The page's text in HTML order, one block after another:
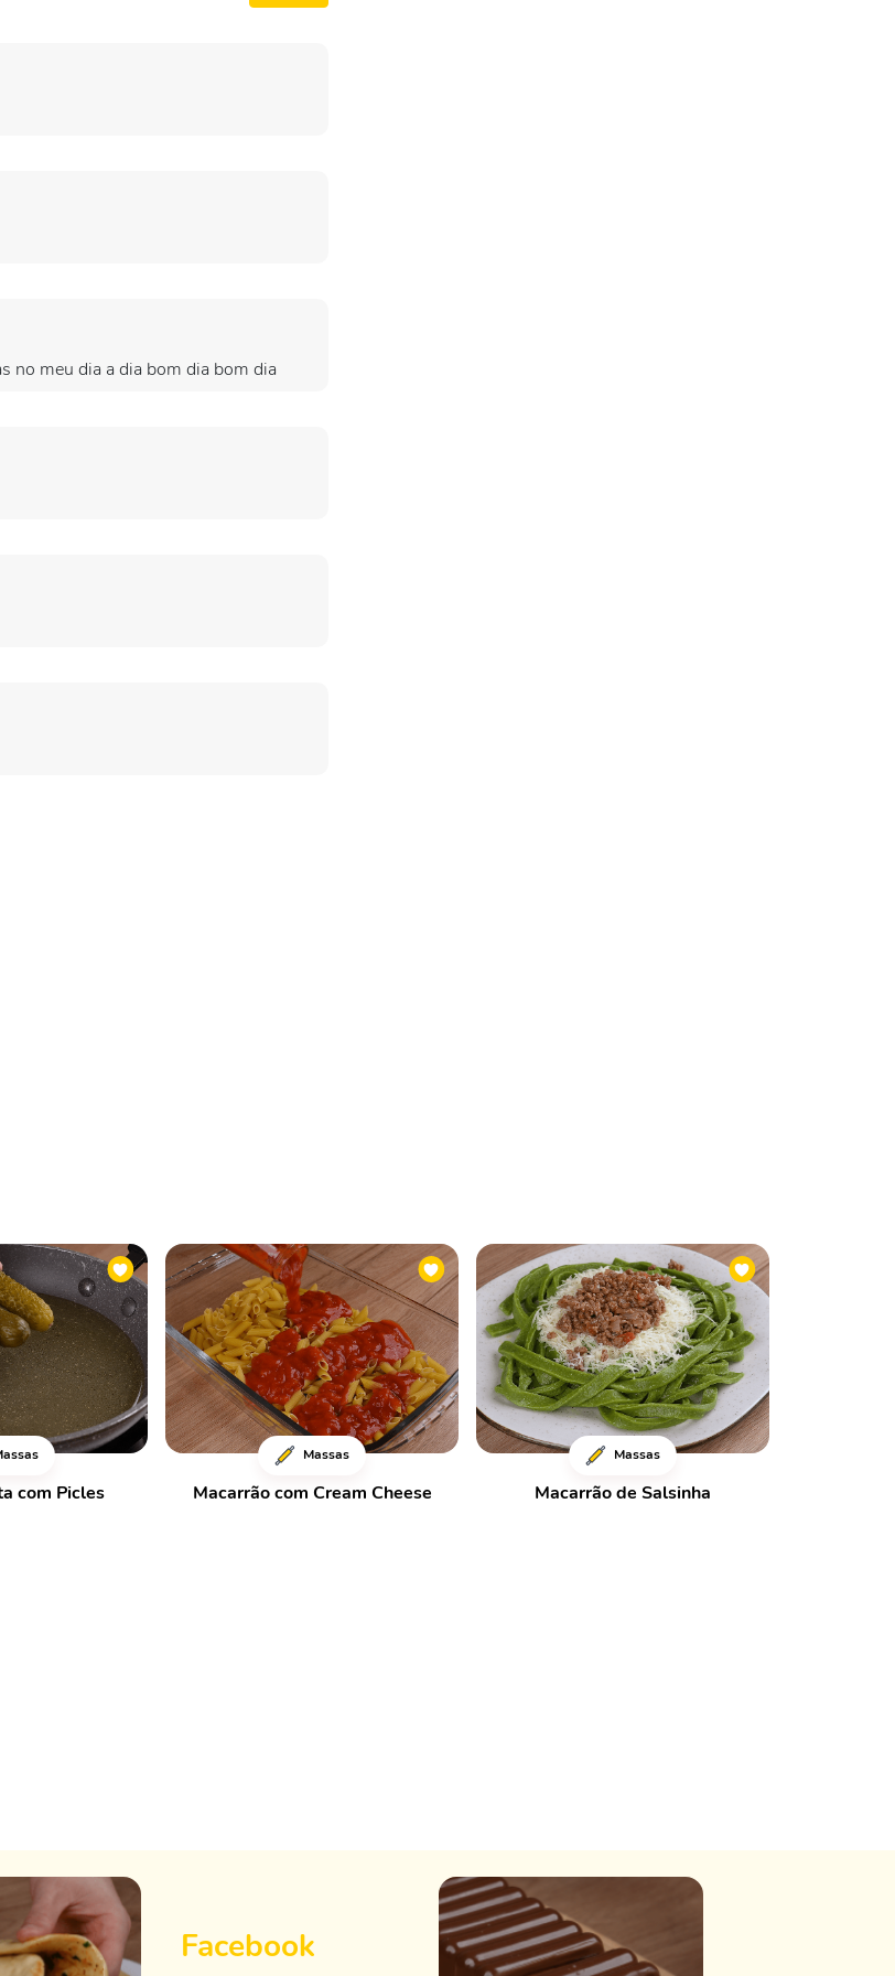
no meu dia a dia bom dia bom dia
com Picles
Massas
Macarrão com Cream Cheese
Massas
Macarrão de Salsinha
Facebook